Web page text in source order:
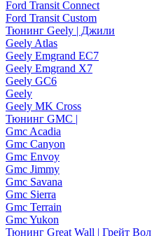
Ford Transit Connect
Ford Transit Custom
Тюнинг Geely | Джили
Geely Atlas
Geely Emgrand EC7
Geely Emgrand X7
Geely GC6
Geely
Geely MK Cross
Тюнинг GMC |
Gmc Acadia
Gmc Canyon
Gmc Envoy
Gmc Jimmy
Gmc Savana
Gmc Sierra
Gmc Terrain
Gmc Yukon
Тюнинг Great Wall | Грейт Вол